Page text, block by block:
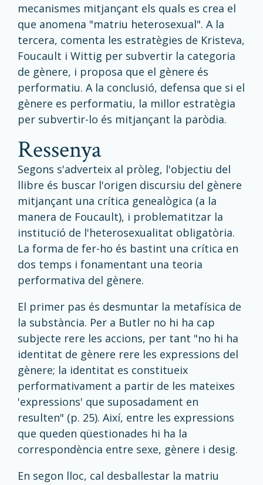
mecanismes mitjançant els quals es crea el
que anomena "matriu heterosexual". A la
tercera, comenta les estratègies de Kristeva,
Foucault i Wittig per subvertir la categoria
de gènere, i proposa que el gènere és
performatiu. A la conclusió, defensa que si el
gènere es performatiu, la millor estratègia
per subvertir-lo és mitjançant la paròdia.
ressenya
Segons s'adverteix al pròleg, l'objectiu del
llibre és buscar l'origen discursiu del gènere
mitjançant una crítica genealògica (a la
manera de Foucault), i problematitzar la
institució de l'heterosexualitat obligatòria.
La forma de fer-ho és bastint una crítica en
dos temps i fonamentant una teoria
performativa del gènere.
El primer pas és desmuntar la metafísica de
la substància. Per a Butler no hi ha cap
subjecte rere les accions, per tant "no hi ha
identitat de gènere rere les expressions del
gènere; la identitat es constitueix
performativament a partir de les mateixes
'expressions' que suposadament en
resulten" (p. 25). Així, entre les expressions
que queden qüestionades hi ha la
correspondència entre sexe, gènere i desig.
En segon lloc, cal desballestar la matriu